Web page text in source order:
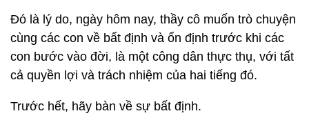
Đó là lý do, ngày hôm nay, thầy cô muốn trò chuyện
cùng các con về bất định và ổn định trước khi các
con bước vào đời, là một công dân thực thụ, với tất
cả quyền lợi và trách nhiệm của hai tiếng đó.
Trước hết, hãy bàn về sự bất định.